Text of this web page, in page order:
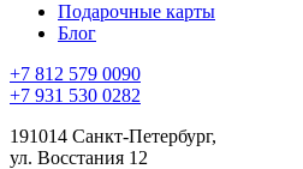
Подарочные карты
Блог
+7 812 579 0090
+7 931 530 0282
191014 Санкт-Петербург,
ул. Восстания 12